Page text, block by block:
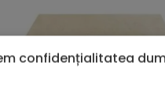
confidențialitatea